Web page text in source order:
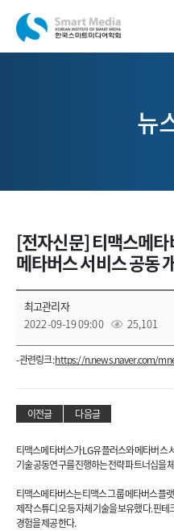
뉴
[전자신문] 티맥스메
메타버스 서비스 공동
최고관리자
2022-09-19 09:00
25,101
- 관련링크 :https://n.news.naver.com/
이전글 다음글
티맥스메타버스가 LG유플러스와 메타버스
기술 공동연구를 진행하는 전략 파트너십을
티맥스메타버스는 티맥스 그룹 메타버스 플
제작 스튜디오 등 자체 기술을 보유했다. 핀
경험을 제공한다.